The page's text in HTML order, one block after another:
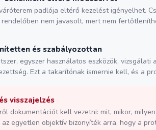
padlója eltérő kezelést igényelhet.
nem javasolt, mert nem
és szabályozottan
egyszer használatos eszközök,
Ezt a takarítónak ismernie kell, és a
visszajelzés
dokumentációt kell vezetni: mit, mikor,
egyetlen objektív bizonyíték arra, hogy a